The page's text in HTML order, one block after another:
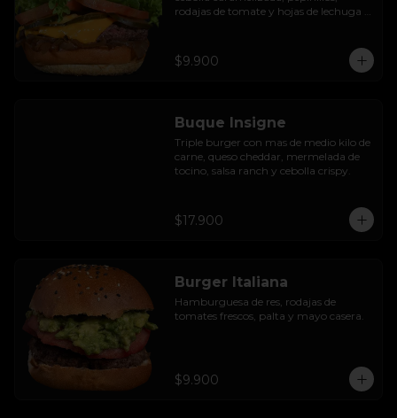
rodajas de tomate y hojas de lechuga
$9.900
Buque Insigne
Triple burger con mas de medio kilo de
carne, queso cheddar, mermelada de
tocino, salsa ranch y cebolla crispy.
$17.900
Burger Italiana
Hamburguesa de res, rodajas de
tomates frescos, palta y mayo casera.
$9.900